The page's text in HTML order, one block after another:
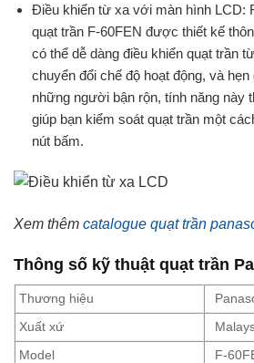
Điều khiển từ xa với màn hình LCD:
quạt trần F-60FEN được thiết kế
có thể dễ dàng điều khiển quạt trần
chuyển đổi chế độ hoạt động, và
những người bận rộn, tính năng này
giúp bạn kiểm soát quạt trần một
nút bấm.
Xem thêm catalogue quạt trần
Thông số kỹ thuật quạt trần
Thương hiệu
Xuất xứ
Model F-